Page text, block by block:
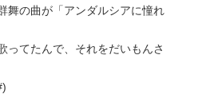
舞の曲が「アンダルシアに憧れ
ってたんで、それをだいもんさ